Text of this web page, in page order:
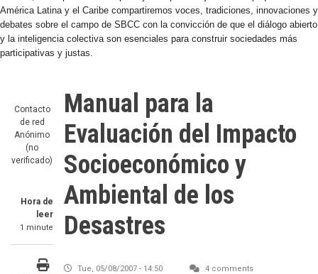
América Latina y el Caribe compartiremos voces, tradiciones, innovaciones y
debates sobre el campo de SBCC con la convicción de que el diálogo abierto
y la inteligencia colectiva son esenciales para construir sociedades más
participativas y justas.
Contacto
de red
Anónimo
(no
verificado)
Hora de
leer
1 minute
Manual para la
Evaluación del Impacto
Socioeconómico y
Ambiental de los
Desastres
Tue, 05/08/2007 - 14:50 4 comments